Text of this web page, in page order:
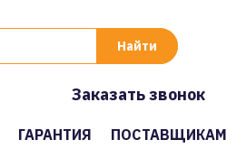
Заказать звонок
ГАРАНТИЯ ПОСТАВЩИКАМ